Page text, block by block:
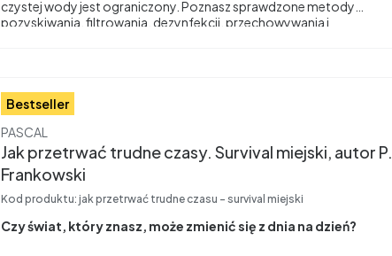
czystej wody jest ograniczony. Poznasz sprawdzone metody
pozyskiwania, filtrowania, dezynfekcji, przechowywania i
Bestseller
Producent
PASCAL
Jak przetrwać trudne czasy. Survival miejski, autor P.
Frankowski
Kod produktu: jak przetrwać trudne czasu - survival miejski
Czy świat, który znasz, może zmienić się z dnia na dzień?